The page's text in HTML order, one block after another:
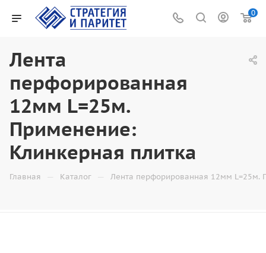
0
Лента
перфорированная
12мм L=25м.
Применение:
Клинкерная плитка
Главная — Каталог — Лента перфорированная 12мм L=25м.